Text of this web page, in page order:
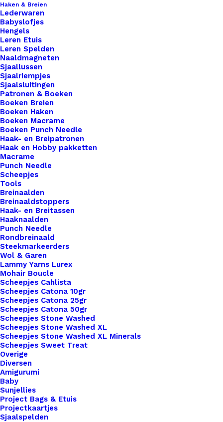
Haken & Breien
Lederwaren
Babyslofjes
Hengels
Leren Etuis
Leren Spelden
Naaldmagneten
Sjaallussen
Sjaalriempjes
Sjaalsluitingen
Patronen & Boeken
Boeken Breien
Boeken Haken
Boeken Macrame
Boeken Punch Needle
Haak- en Breipatronen
Haak en Hobby pakketten
Macrame
Punch Needle
Scheepjes
Tools
Breinaalden
Breinaaldstoppers
Haak- en Breitassen
Haaknaalden
Punch Needle
Rondbreinaald
Steekmarkeerders
Wol & Garen
Lammy Yarns Lurex
Mohair Boucle
Scheepjes Cahlista
Scheepjes Catona 10gr
Scheepjes Catona 25gr
Scheepjes Catona 50gr
Scheepjes Stone Washed
Scheepjes Stone Washed XL
Scheepjes Stone Washed XL Minerals
Scheepjes Sweet Treat
Overige
Diversen
Amigurumi
Baby
Sunjellies
Project Bags & Etuis
Projectkaartjes
Sjaalspelden
vakmanschap aan je handgemaakte creaties met
onze prachtige leren labels van De Haakfabriek!
Beschikbaar in een verscheidenheid aan vormen,
waaronder rond, vierkant, sterren, hartjes en
meer, voegen onze labels een unieke en
professionele afwerking toe aan al je gehaakte of
gebreide creaties. Onze hoogwaardige leren
labels zijn de perfecte keuze om je creativiteit te
benadrukken en je werk te onderscheiden. Elk
label is zorgvuldig vervaardigd met oog voor detail
en vakmanschap, en ze zijn eenvoudig te
bevestigen aan je projecten voor een blijvende
indruk. Maak je handgemaakte items nog specialer
met onze leren labels van De Haakfabriek. 6 x
1,5cm
6 op voorraad
Mini
Label
Rond
17mm
Snake
Grey
aantal
Toevoegen aan winkelwagen
Toevoegen aan verlanglijst
Artikelnummer
Categorie
Leren Labels
Binnen 1-3 werkdagen verzonden
Veilig betalen
Unieke en kwaliteitsproducten